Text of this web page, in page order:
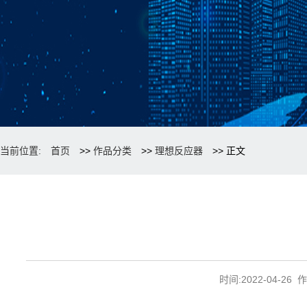
当前位置: 首页 >> 作品分类 >> 理想反应器 >> 正文
时间:2022-04-26